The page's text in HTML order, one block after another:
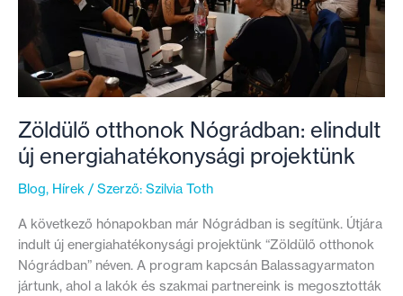
Zöldülő otthonok Nógrádban: elindult
új energiahatékonysági projektünk
Blog, Hírek / Szerző: Szilvia Toth
A következő hónapokban már Nógrádban is segítünk. Útjára
indult új energiahatékonysági projektünk “Zöldülő otthonok
Nógrádban” néven. A program kapcsán Balassagyarmaton
jártunk, ahol a lakók és szakmai partnereink is megosztották